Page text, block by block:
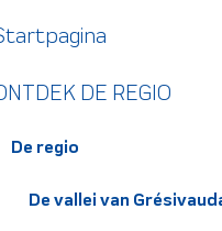
DE REGIO
De regio
De vallei van
Martin-d'Uriage